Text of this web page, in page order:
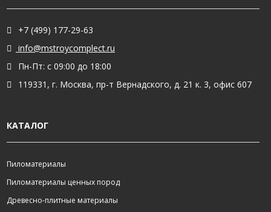
+7 (499) 177-29-63
info@mstroycomplect.ru
Пн-Пт: с 09:00 до 18:00
119331, г. Москва, пр-т Вернадского, д. 21 к. 3, офис 607
КАТАЛОГ
Пиломатериалы
Пиломатериалы ценных пород
Древесно-плитные материалы